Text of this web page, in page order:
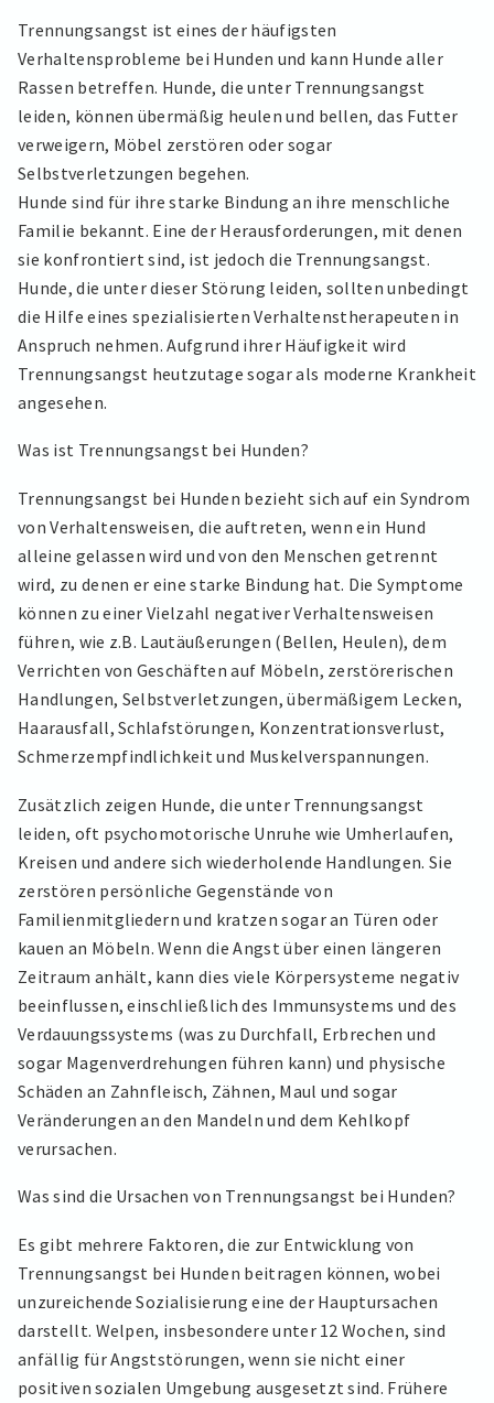
Trennungsangst ist eines der häufigsten
Verhaltensprobleme bei Hunden und kann Hunde aller
Rassen betreffen. Hunde, die unter Trennungsangst
leiden, können übermäßig heulen und bellen, das Futter
verweigern, Möbel zerstören oder sogar
Selbstverletzungen begehen.
Hunde sind für ihre starke Bindung an ihre menschliche
Familie bekannt. Eine der Herausforderungen, mit denen
sie konfrontiert sind, ist jedoch die Trennungsangst.
Hunde, die unter dieser Störung leiden, sollten unbedingt
die Hilfe eines spezialisierten Verhaltenstherapeuten in
Anspruch nehmen. Aufgrund ihrer Häufigkeit wird
Trennungsangst heutzutage sogar als moderne Krankheit
angesehen.
Was ist Trennungsangst bei Hunden?
Trennungsangst bei Hunden bezieht sich auf ein Syndrom
von Verhaltensweisen, die auftreten, wenn ein Hund
alleine gelassen wird und von den Menschen getrennt
wird, zu denen er eine starke Bindung hat. Die Symptome
können zu einer Vielzahl negativer Verhaltensweisen
führen, wie z.B. Lautäußerungen (Bellen, Heulen), dem
Verrichten von Geschäften auf Möbeln, zerstörerischen
Handlungen, Selbstverletzungen, übermäßigem Lecken,
Haarausfall, Schlafstörungen, Konzentrationsverlust,
Schmerzempfindlichkeit und Muskelverspannungen.
Zusätzlich zeigen Hunde, die unter Trennungsangst
leiden, oft psychomotorische Unruhe wie Umherlaufen,
Kreisen und andere sich wiederholende Handlungen. Sie
zerstören persönliche Gegenstände von
Familienmitgliedern und kratzen sogar an Türen oder
kauen an Möbeln. Wenn die Angst über einen längeren
Zeitraum anhält, kann dies viele Körpersysteme negativ
beeinflussen, einschließlich des Immunsystems und des
Verdauungssystems (was zu Durchfall, Erbrechen und
sogar Magenverdrehungen führen kann) und physische
Schäden an Zahnfleisch, Zähnen, Maul und sogar
Veränderungen an den Mandeln und dem Kehlkopf
verursachen.
Was sind die Ursachen von Trennungsangst bei Hunden?
Es gibt mehrere Faktoren, die zur Entwicklung von
Trennungsangst bei Hunden beitragen können, wobei
unzureichende Sozialisierung eine der Hauptursachen
darstellt. Welpen, insbesondere unter 12 Wochen, sind
anfällig für Angststörungen, wenn sie nicht einer
positiven sozialen Umgebung ausgesetzt sind. Frühere